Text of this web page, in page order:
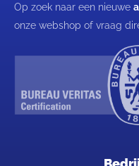
Op zoek naar een nieuwe
onze webshop of vraag